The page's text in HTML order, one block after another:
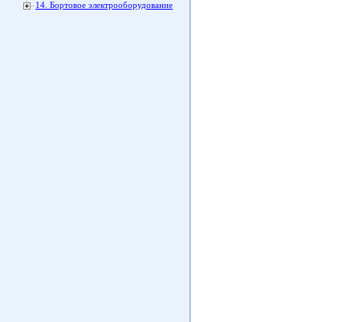
14. Бортовое электрооборудование